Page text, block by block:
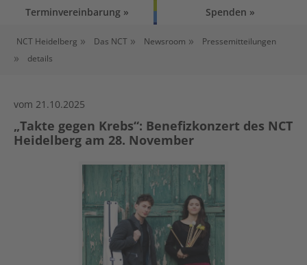
Terminvereinbarung Spenden
NCT Heidelberg Das NCT Newsroom
Pressemitteilungen
details
vom 21.10.2025
„Takte gegen Krebs“: Benefizkonzert des NCT
Heidelberg am 28. November